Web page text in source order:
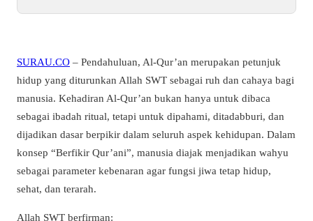
SURAU.CO – Pendahuluan, Al-Qur’an merupakan petunjuk
hidup yang diturunkan Allah SWT sebagai ruh dan cahaya bagi
manusia. Kehadiran Al-Qur’an bukan hanya untuk dibaca
sebagai ibadah ritual, tetapi untuk dipahami, ditadabburi, dan
dijadikan dasar berpikir dalam seluruh aspek kehidupan. Dalam
konsep “Berfikir Qur’ani”, manusia diajak menjadikan wahyu
sebagai parameter kebenaran agar fungsi jiwa tetap hidup,
sehat, dan terarah.
Allah SWT berfirman: